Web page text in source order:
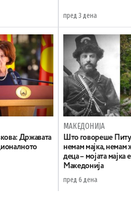
пред 3 дена
Државата
МАКЕДОНИЈА
Што говореше Питу
немам мајка, немам
деца – мојата мајка е
Македонија
пред 6 дена